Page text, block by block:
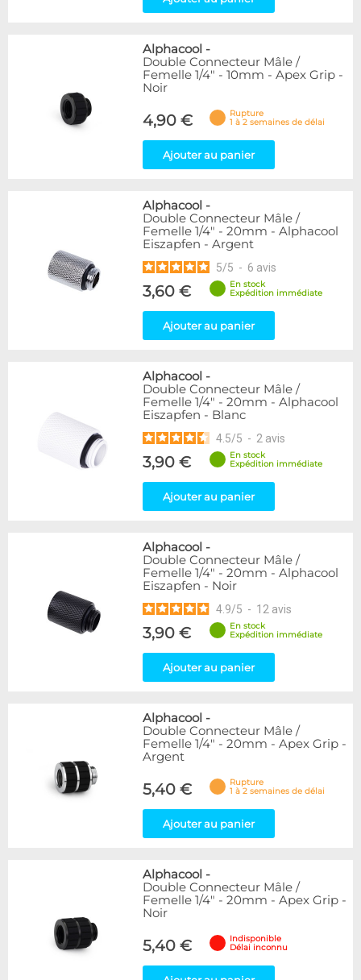
Alphacool -
Double Connecteur Mâle /
Femelle 1/4" - 10mm - Apex Grip -
Noir
4,90 €
Rupture
1 à 2 semaines de délai
Ajouter au panier
Alphacool -
Double Connecteur Mâle /
Femelle 1/4" - 20mm - Alphacool
Eiszapfen - Argent
5/5 - 6 avis
3,60 €
En stock
Expédition immédiate
Ajouter au panier
Alphacool -
Double Connecteur Mâle /
Femelle 1/4" - 20mm - Alphacool
Eiszapfen - Blanc
4.5/5 - 2 avis
3,90 €
En stock
Expédition immédiate
Ajouter au panier
Alphacool -
Double Connecteur Mâle /
Femelle 1/4" - 20mm - Alphacool
Eiszapfen - Noir
4.9/5 - 12 avis
3,90 €
En stock
Expédition immédiate
Ajouter au panier
Alphacool -
Double Connecteur Mâle /
Femelle 1/4" - 20mm - Apex Grip -
Argent
5,40 €
Rupture
1 à 2 semaines de délai
Ajouter au panier
Alphacool -
Double Connecteur Mâle /
Femelle 1/4" - 20mm - Apex Grip -
Noir
5,40 €
Indisponible
Délai inconnu